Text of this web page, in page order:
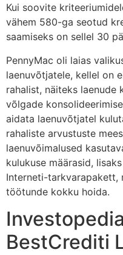
Kui soovite
vähem 580-ga seotud
saamiseks on sellel 30
PennyMac oli laias
laenuvõtjatele, kellel on
rahalist, näiteks laenude
võlgade
aidata laenuvõtjatel
rahaliste arvustuste
laenuvõimalused
kulukuse määrasid,
Interneti-tarkvarapakett,
töötunde kokku hoida.
BestCrediti